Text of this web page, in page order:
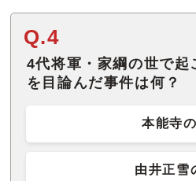
Q.4
4代将軍・家綱の世で起
を目論んだ事件は何？
本能寺
由井正雪